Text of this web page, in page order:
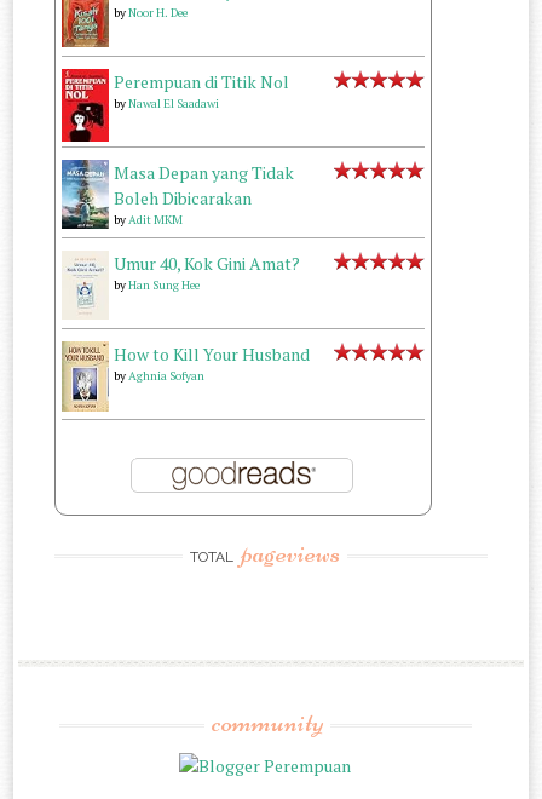
byNoor H. Dee
Perempuan di Titik Nol
byNawal El Saadawi
Masa Depan yang Tidak
Boleh Dibicarakan
byAdit MKM
Umur 40, Kok Gini Amat?
byHan Sung Hee
How to Kill Your Husband
byAghnia Sofyan
TOTAL pageviews
community